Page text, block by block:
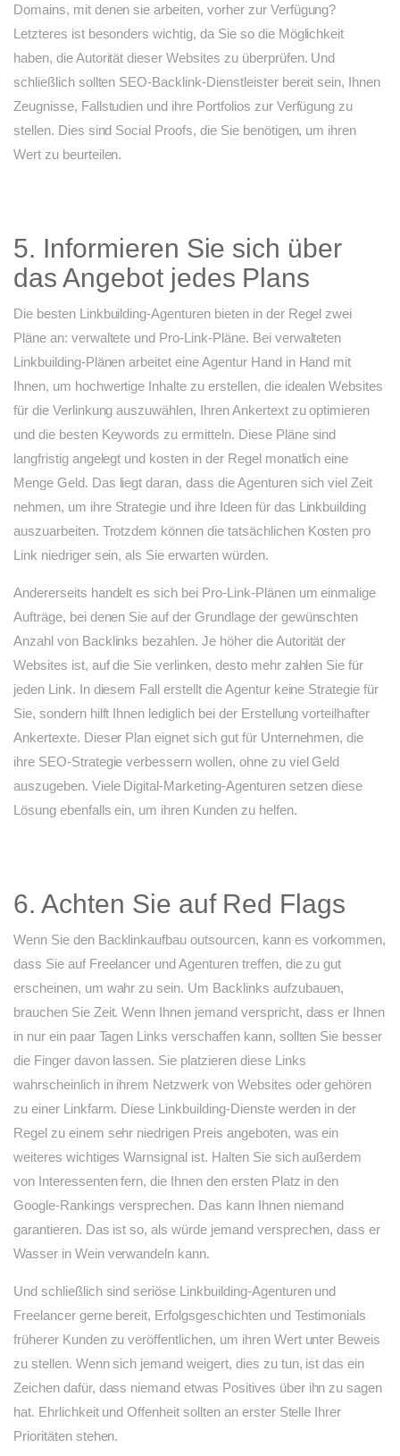
Domains, mit denen sie arbeiten, vorher zur Verfügung?
Letzteres ist besonders wichtig, da Sie so die Möglichkeit
haben, die Autorität dieser Websites zu überprüfen. Und
schließlich sollten SEO-Backlink-Dienstleister bereit sein, Ihnen
Zeugnisse, Fallstudien und ihre Portfolios zur Verfügung zu
stellen. Dies sind Social Proofs, die Sie benötigen, um ihren
Wert zu beurteilen.
5. Informieren Sie sich über
das Angebot jedes Plans
Die besten Linkbuilding-Agenturen bieten in der Regel zwei
Pläne an: verwaltete und Pro-Link-Pläne. Bei verwalteten
Linkbuilding-Plänen arbeitet eine Agentur Hand in Hand mit
Ihnen, um hochwertige Inhalte zu erstellen, die idealen Websites
für die Verlinkung auszuwählen, Ihren Ankertext zu optimieren
und die besten Keywords zu ermitteln. Diese Pläne sind
langfristig angelegt und kosten in der Regel monatlich eine
Menge Geld. Das liegt daran, dass die Agenturen sich viel Zeit
nehmen, um ihre Strategie und ihre Ideen für das Linkbuilding
auszuarbeiten. Trotzdem können die tatsächlichen Kosten pro
Link niedriger sein, als Sie erwarten würden.
Andererseits handelt es sich bei Pro-Link-Plänen um einmalige
Aufträge, bei denen Sie auf der Grundlage der gewünschten
Anzahl von Backlinks bezahlen. Je höher die Autorität der
Websites ist, auf die Sie verlinken, desto mehr zahlen Sie für
jeden Link. In diesem Fall erstellt die Agentur keine Strategie für
Sie, sondern hilft Ihnen lediglich bei der Erstellung vorteilhafter
Ankertexte. Dieser Plan eignet sich gut für Unternehmen, die
ihre SEO-Strategie verbessern wollen, ohne zu viel Geld
auszugeben. Viele Digital-Marketing-Agenturen setzen diese
Lösung ebenfalls ein, um ihren Kunden zu helfen.
6. Achten Sie auf Red Flags
Wenn Sie den Backlinkaufbau outsourcen, kann es vorkommen,
dass Sie auf Freelancer und Agenturen treffen, die zu gut
erscheinen, um wahr zu sein. Um Backlinks aufzubauen,
brauchen Sie Zeit. Wenn Ihnen jemand verspricht, dass er Ihnen
in nur ein paar Tagen Links verschaffen kann, sollten Sie besser
die Finger davon lassen. Sie platzieren diese Links
wahrscheinlich in ihrem Netzwerk von Websites oder gehören
zu einer Linkfarm. Diese Linkbuilding-Dienste werden in der
Regel zu einem sehr niedrigen Preis angeboten, was ein
weiteres wichtiges Warnsignal ist. Halten Sie sich außerdem
von Interessenten fern, die Ihnen den ersten Platz in den
Google-Rankings versprechen. Das kann Ihnen niemand
garantieren. Das ist so, als würde jemand versprechen, dass er
Wasser in Wein verwandeln kann.
Und schließlich sind seriöse Linkbuilding-Agenturen und
Freelancer gerne bereit, Erfolgsgeschichten und Testimonials
früherer Kunden zu veröffentlichen, um ihren Wert unter Beweis
zu stellen. Wenn sich jemand weigert, dies zu tun, ist das ein
Zeichen dafür, dass niemand etwas Positives über ihn zu sagen
hat. Ehrlichkeit und Offenheit sollten an erster Stelle Ihrer
Prioritäten stehen.